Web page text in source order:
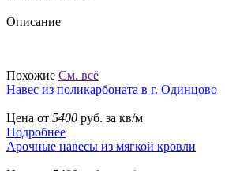
Описание
Похожие См. всё
Навес из поликарбоната в г. Одинцово
Цена от 5400 руб. за кв/м
Подробнее
Арочные навесы из мягкой кровли